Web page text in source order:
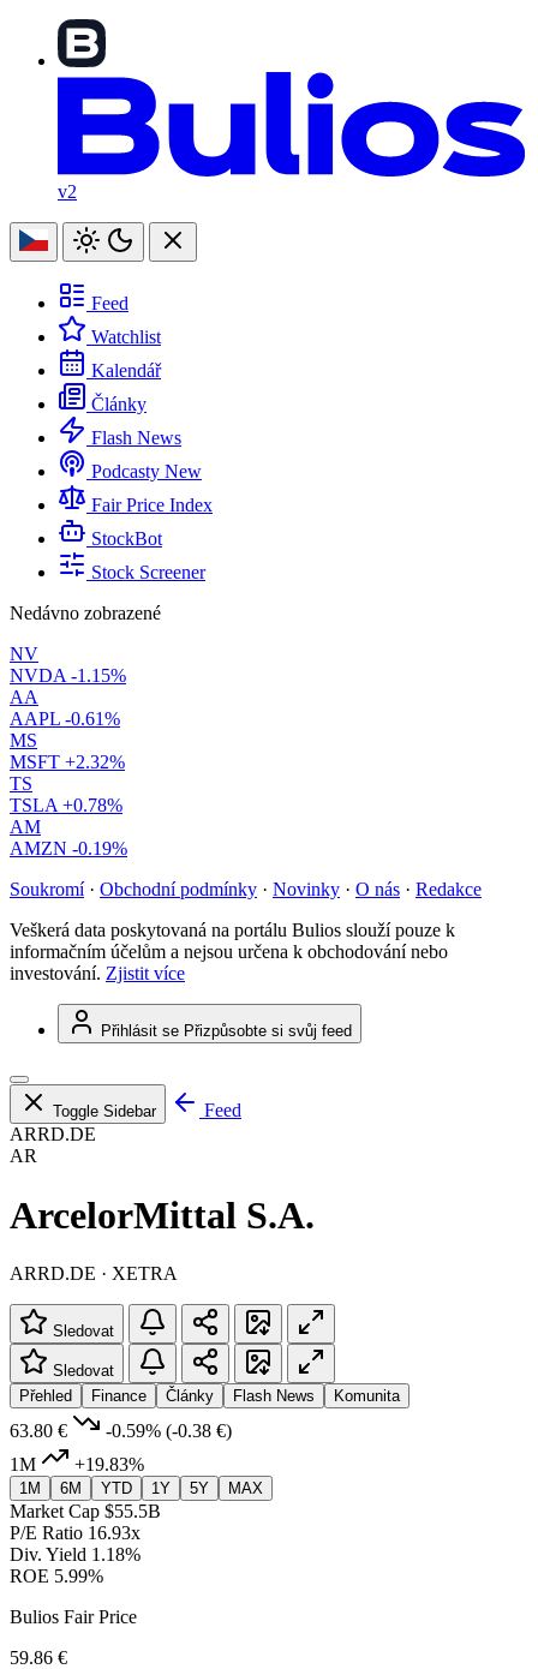
v2
Feed
Watchlist
Kalendář
Články
Flash News
Podcasty New
Fair Price Index
StockBot
Stock Screener
Nedávno zobrazené
NV
NVDA -1.15%
AA
AAPL -0.61%
MS
MSFT +2.32%
TS
TSLA +0.78%
AM
AMZN -0.19%
Soukromí · Obchodní podmínky · Novinky · O nás · Redakce
Veškerá data poskytovaná na portálu Bulios slouží pouze k
informačním účelům a nejsou určena k obchodování nebo
investování. Zjistit více
Přihlásit se Přizpůsobte si svůj feed
Toggle Sidebar
Feed
ARRD.DE
AR
ArcelorMittal S.A.
ARRD.DE · XETRA
Sledovat
Sledovat
Přehled
Finance Články Flash News Komunita
63.80 € -0.59% (-0.38 €)
1M
+19.83%
1M 6M YTD 1Y 5Y MAX
Market Cap $55.5B
P/E Ratio 16.93x
Div. Yield 1.18%
ROE 5.99%
Bulios Fair Price
59.86 €